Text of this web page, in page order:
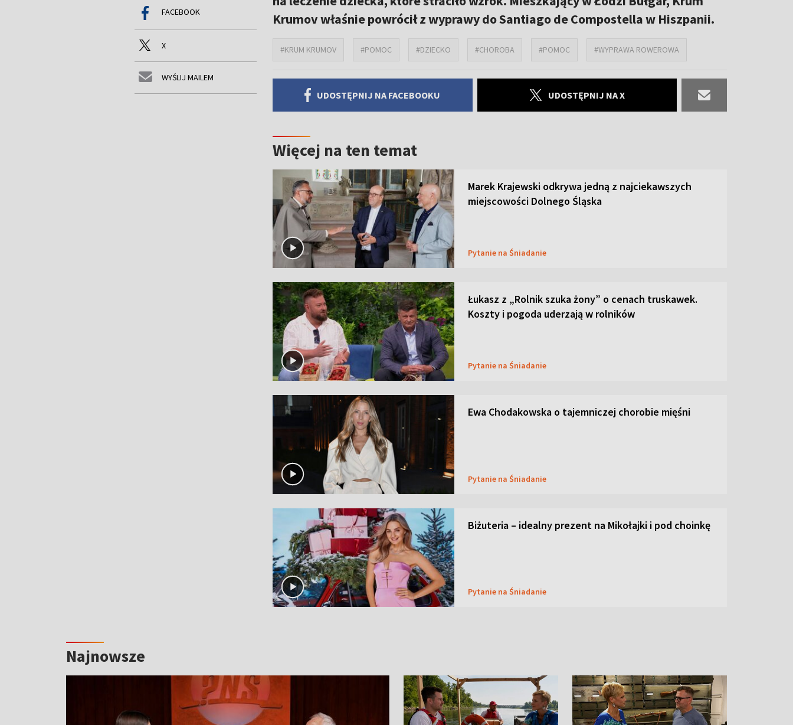
FACEBOOK
X
WYŚLIJ MAILEM
Krumov właśnie powrócił z wyprawy do Santiago de Compostella w Hiszpanii.
#KRUM KRUMOV #POMOC #DZIECKO #CHOROBA #POMOC #WYPRAWA ROWEROWA
UDOSTĘPNIJ NA FACEBOOKU UDOSTĘPNIJ NA X
Więcej na ten temat
Marek Krajewski odkrywa jedną z najciekawszych
miejscowości Dolnego Śląska
Pytanie na Śniadanie
Łukasz z „Rolnik szuka żony” o cenach truskawek.
Koszty i pogoda uderzają w rolników
Pytanie na Śniadanie
Ewa Chodakowska o tajemniczej chorobie mięśni
Pytanie na Śniadanie
Biżuteria – idealny prezent na Mikołajki i pod choinkę
Pytanie na Śniadanie
Najnowsze